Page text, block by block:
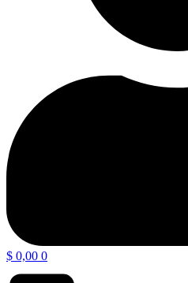
$ 0,00 0